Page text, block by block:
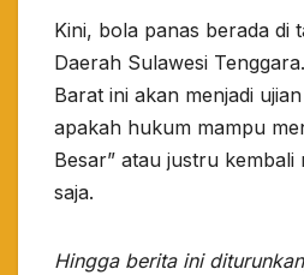
​Kini, bola panas berada di
Daerah Sulawesi
Barat ini akan menjadi
apakah hukum mampu
Besar” atau justru kembali
saja.
Hingga berita ini